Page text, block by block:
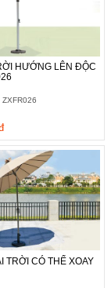
HƯỚNG LÊN ĐỘC
ZXFR026
TRỜI CÓ THỂ XOAY